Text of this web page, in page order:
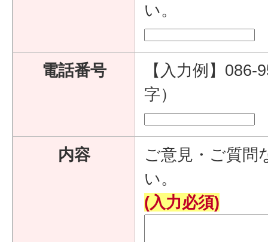
い。
電話番号
【入力例】
字）
内容
ご意見・ご質問
い。
(入力必須)